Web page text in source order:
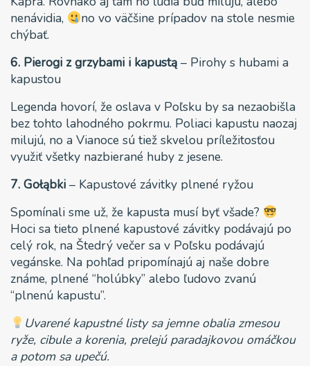
nenávidia,
no vo väčšine prípadov na stole nesmie
chýbať.
6. Pierogi z grzybami i kapustą – Pirohy s hubami a
kapustou
Legenda hovorí, že oslava v Poľsku by sa nezaobišla
bez tohto lahodného pokrmu. Poliaci kapustu naozaj
milujú, no a Vianoce sú tiež skvelou príležitosťou
využiť všetky nazbierané huby z jesene.
7. Gołąbki – Kapustové závitky plnené ryžou
Spomínali sme už, že kapusta musí byť všade?
Hoci sa tieto plnené kapustové závitky podávajú po
celý rok, na Štedrý večer sa v Poľsku podávajú
vegánske. Na pohľad pripomínajú aj naše dobre
známe, plnené “holúbky” alebo ľudovo zvanú
“plnenú kapustu”.
Uvarené kapustné listy sa jemne obalia zmesou
ryže, cibule a korenia, prelejú paradajkovou omáčkou
a potom sa upečú.